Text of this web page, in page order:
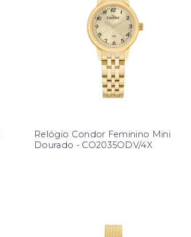
Relógio Condor Feminino Mini
Dourado - CO2035ODV/4X